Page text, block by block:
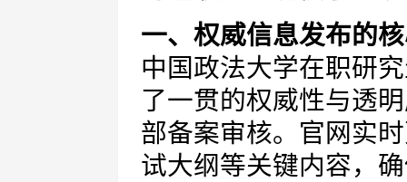
一、权威信息发布的
中国政法大学在职研
了一贯的权威性与透
部备案审核。官网实
试大纲等关键内容，